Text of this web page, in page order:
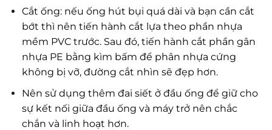
Cắt ống: nếu ống hút bụi quá dài và bạn cần cắt
bớt thì nên tiến hành cắt lựa theo phần nhựa
mềm PVC trước. Sau đó, tiến hành cắt phần gân
nhựa PE bằng kìm bấm để phân nhựa cứng
không bị vỡ, đường cắt nhìn sẽ đẹp hơn.
Nên sử dụng thêm đai siết ở đầu ống để giữ cho
sự kết nối giữa đầu ống và máy trở nên chắc
chắn và linh hoạt hơn.